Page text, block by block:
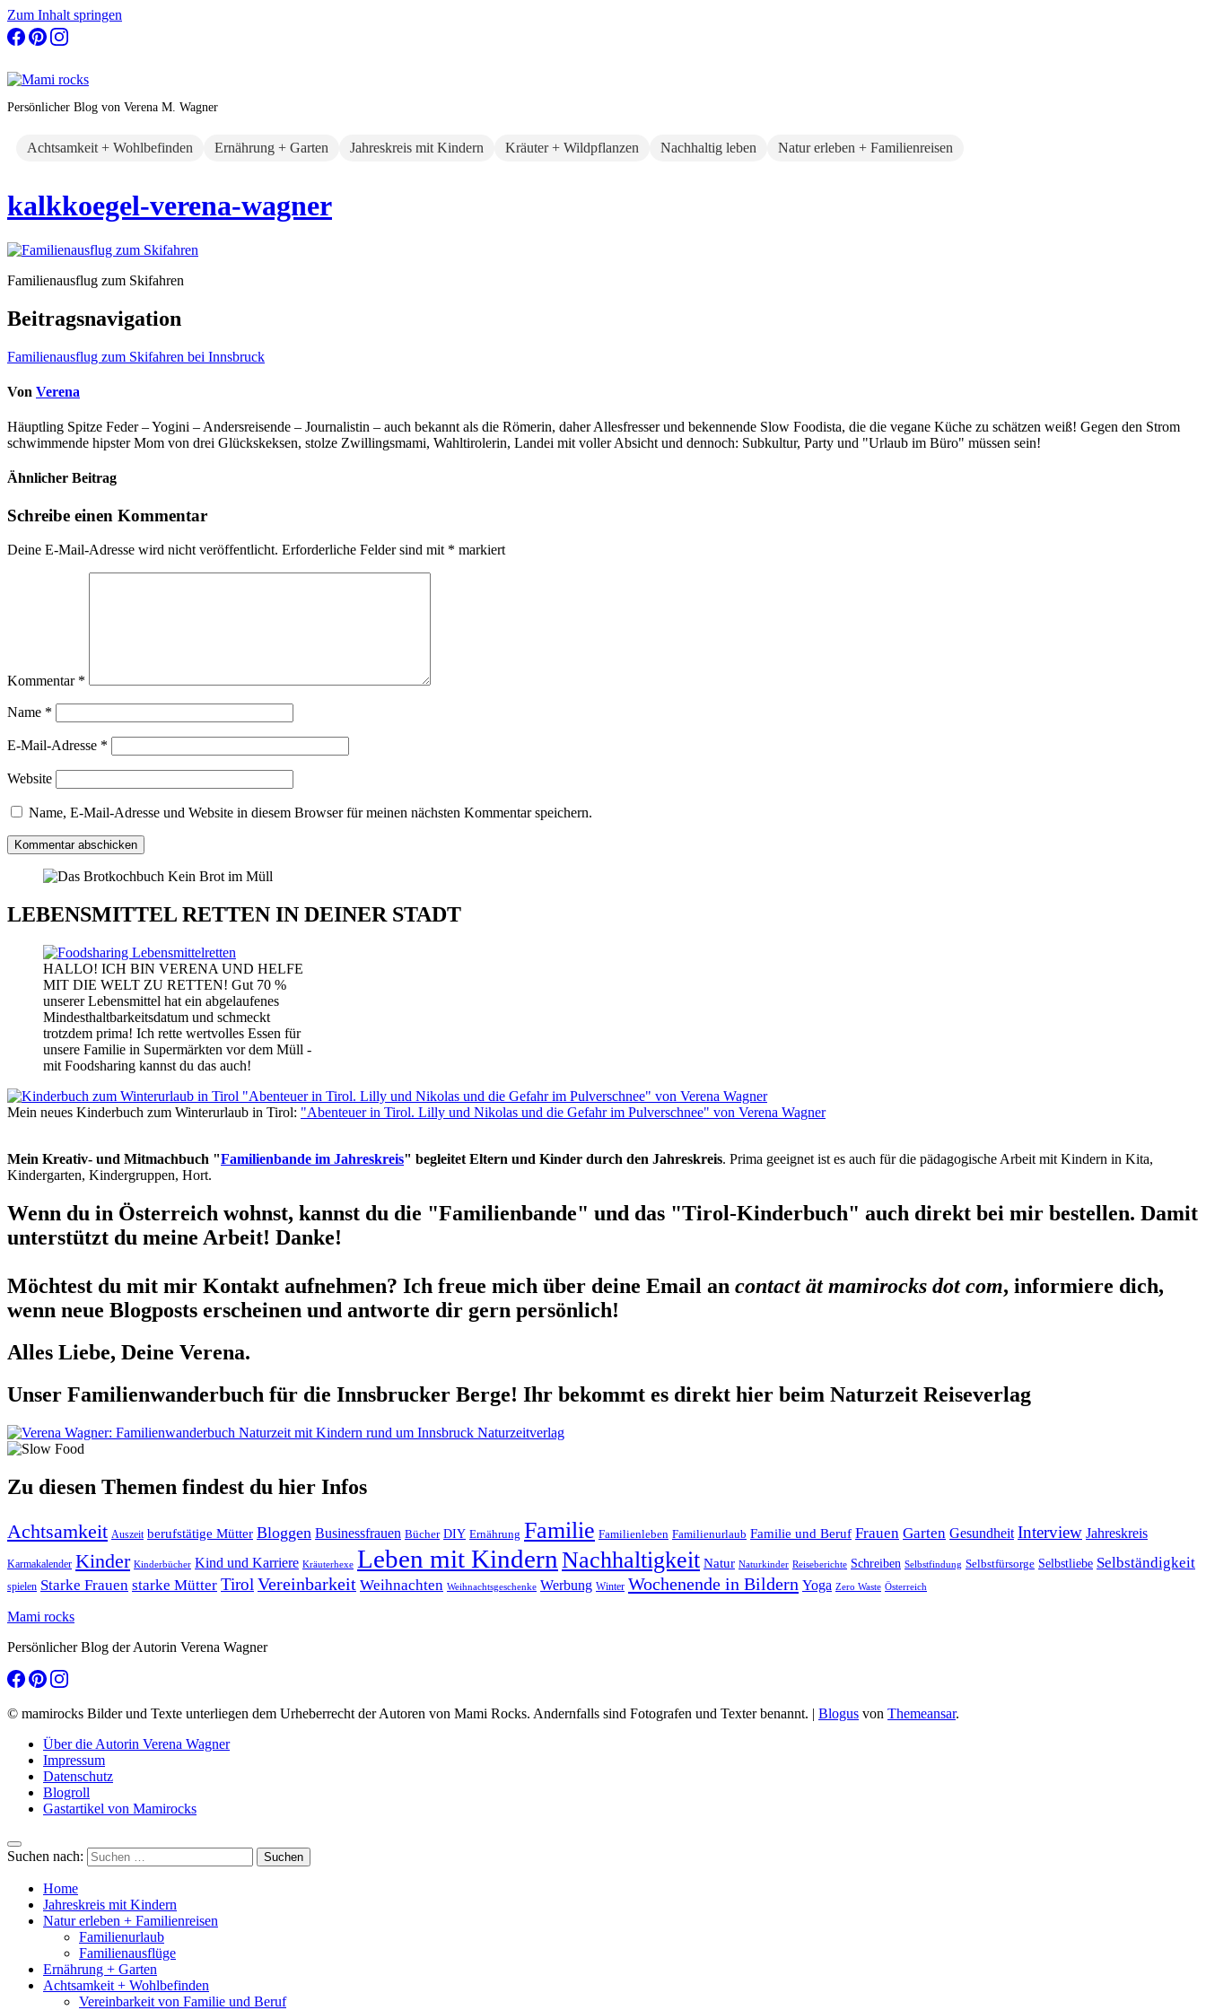
Zum Inhalt springen
Persönlicher Blog von Verena M. Wagner
Achtsamkeit + Wohlbefinden Ernährung + Garten Jahreskreis mit Kindern Kräuter + Wildpflanzen Nachhaltig leben Natur erleben + Familienreisen
kalkkoegel-verena-wagner
Familienausflug zum Skifahren
Beitragsnavigation
Familienausflug zum Skifahren bei Innsbruck
Von Verena
Häuptling Spitze Feder – Yogini – Andersreisende – Journalistin – auch bekannt als die Römerin, daher Allesfresser und bekennende Slow Foodista, die die vegane Küche zu schätzen weiß! Gegen den Strom
schwimmende hipster Mom von drei Glückskeksen, stolze Zwillingsmami, Wahltirolerin, Landei mit voller Absicht und dennoch: Subkultur, Party und "Urlaub im Büro" müssen sein!
Ähnlicher Beitrag
Schreibe einen Kommentar
Deine E-Mail-Adresse wird nicht veröffentlicht. Erforderliche Felder sind mit * markiert
Kommentar *
Name *
E-Mail-Adresse *
Website
Name, E-Mail-Adresse und Website in diesem Browser für meinen nächsten Kommentar speichern.
LEBENSMITTEL RETTEN IN DEINER STADT
HALLO! ICH BIN VERENA UND HELFE
MIT DIE WELT ZU RETTEN! Gut 70 %
unserer Lebensmittel hat ein abgelaufenes
Mindesthaltbarkeitsdatum und schmeckt
trotzdem prima! Ich rette wertvolles Essen für
unsere Familie in Supermärkten vor dem Müll -
mit Foodsharing kannst du das auch!
Mein neues Kinderbuch zum Winterurlaub in Tirol: "Abenteuer in Tirol. Lilly und Nikolas und die Gefahr im Pulverschnee" von Verena Wagner
Mein Kreativ- und Mitmachbuch "Familienbande im Jahreskreis" begleitet Eltern und Kinder durch den Jahreskreis. Prima geeignet ist es auch für die pädagogische Arbeit mit Kindern in Kita,
Kindergarten, Kindergruppen, Hort.
Wenn du in Österreich wohnst, kannst du die "Familienbande" und das "Tirol-Kinderbuch" auch direkt bei mir bestellen. Damit
unterstützt du meine Arbeit! Danke!
Möchtest du mit mir Kontakt aufnehmen? Ich freue mich über deine Email an contact ät mamirocks dot com, informiere dich,
wenn neue Blogposts erscheinen und antworte dir gern persönlich!
Alles Liebe, Deine Verena.
Unser Familienwanderbuch für die Innsbrucker Berge! Ihr bekommt es direkt hier beim Naturzeit Reiseverlag
Zu diesen Themen findest du hier Infos
Achtsamkeit Auszeit berufstätige Mütter Bloggen Businessfrauen Bücher DIY Ernährung Familie Familienleben Familienurlaub Familie und Beruf Frauen Garten Gesundheit Interview Jahreskreis
Karmakalender Kinder Kinderbücher Kind und Karriere Kräuterhexe Leben mit Kindern Nachhaltigkeit Natur Naturkinder Reiseberichte Schreiben Selbstfindung Selbstfürsorge Selbstliebe Selbständigkeit
spielen Starke Frauen starke Mütter Tirol Vereinbarkeit Weihnachten Weihnachtsgeschenke Werbung Winter Wochenende in Bildern Yoga Zero Waste Österreich
Mami rocks
Persönlicher Blog der Autorin Verena Wagner
© mamirocks Bilder und Texte unterliegen dem Urheberrecht der Autoren von Mami Rocks. Andernfalls sind Fotografen und Texter benannt. | Blogus von Themeansar.
Über die Autorin Verena Wagner
Impressum
Datenschutz
Blogroll
Gastartikel von Mamirocks
Suchen nach:
Home
Jahreskreis mit Kindern
Natur erleben + Familienreisen
Familienurlaub
Familienausflüge
Ernährung + Garten
Achtsamkeit + Wohlbefinden
Vereinbarkeit von Familie und Beruf